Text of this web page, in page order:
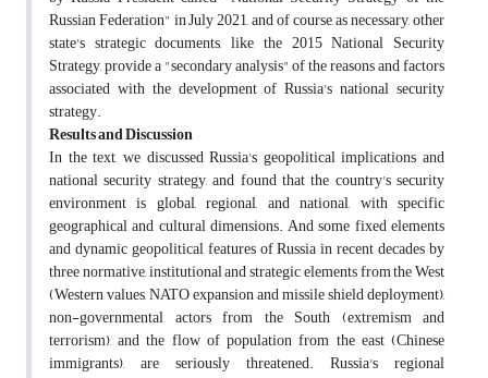
Russian Federation" in July 2021, and of course, as necessary, other
state's strategic documents, like the 2015 National Security
Strategy, provide a "secondary analysis" of the reasons and factors
associated with the development of Russia's national security
strategy.
Results and Discussion
In the text, we discussed Russia's geopolitical implications and
national security strategy, and found that the country's security
environment is global, regional, and national, with specific
geographical and cultural dimensions. And some fixed elements
and dynamic geopolitical features of Russia in recent decades by
three normative, institutional and strategic elements from the West
(Western values, NATO expansion and missile shield deployment),
non-governmental actors from the South (extremism and
terrorism), and the flow of population from the east (Chinese
immigrants), are seriously threatened. Russia's regional